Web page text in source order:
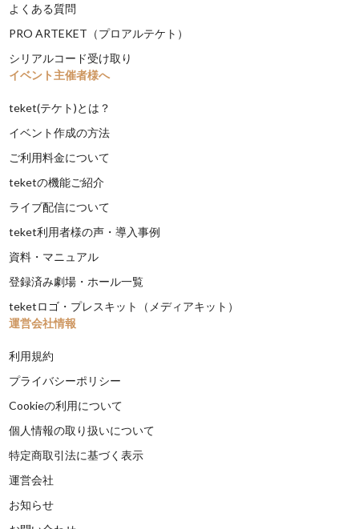
よくある質問
PRO ARTEKET（プロアルテケト）
シリアルコード受け取り
イベント主催者様へ
teket(テケト)とは？
イベント作成の方法
ご利用料金について
teketの機能ご紹介
ライブ配信について
teket利用者様の声・導入事例
資料・マニュアル
登録済み劇場・ホール一覧
teketロゴ・プレスキット（メディアキット）
運営会社情報
利用規約
プライバシーポリシー
Cookieの利用について
個人情報の取り扱いについて
特定商取引法に基づく表示
運営会社
お知らせ